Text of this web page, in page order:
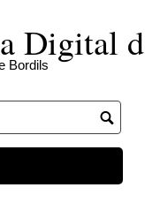
Digital
Bordils